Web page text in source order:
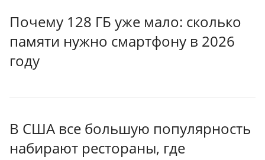
Почему 128 ГБ уже мало: сколько
памяти нужно смартфону в 2026
году
В США все большую популярность
набирают рестораны, где